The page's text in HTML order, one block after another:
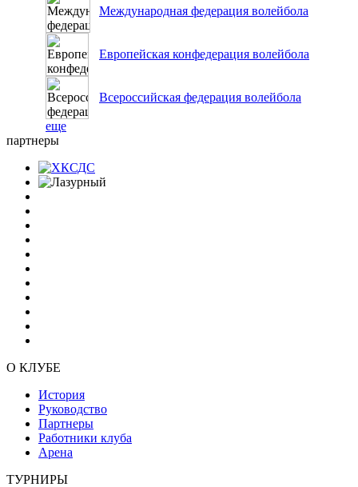
Международная федерация волейбола
Европейская конфедерация волейбола
Всероссийская федерация волейбола
еще
партнеры
О КЛУБЕ
История
Руководство
Партнеры
Работники клуба
Арена
ТУРНИРЫ